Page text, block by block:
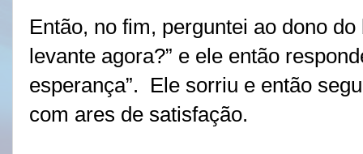
Então, no fim, perguntei ao dono
levante agora?” e ele então
esperança”.
Ele sorriu e então
com ares de satisfação.